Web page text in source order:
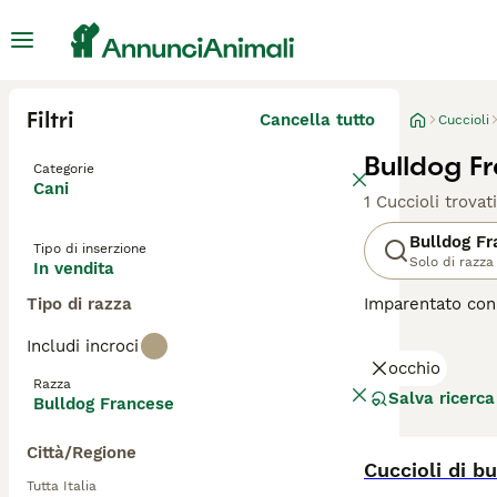
Filtri Cancella tutto
Categorie
Cani
Tipo di inserzione
In vendita
Tipo di razza
Includi incroci
Razza
Bulldog Francese
Città/Regione
Tutta Italia
Cuccioli
Bulldog
1 Cuccioli trovati
Bulldog
Solo di razza
Imparentato
loro
meraviglie, se
occhio
Salva ricerca
Cuccioli di